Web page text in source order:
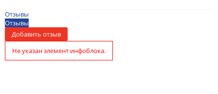
Отзывы
Отзывы
Добавить отзыв
Не указан элемент инфоблока.